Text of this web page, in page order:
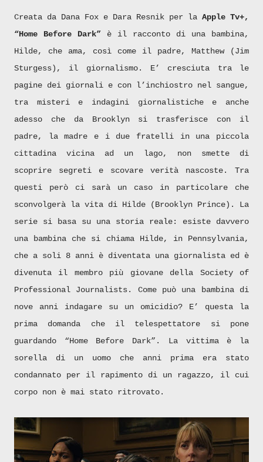
Creata da Dana Fox e Dara Resnik per la Apple Tv+,
“Home Before Dark” è il racconto di una bambina,
Hilde, che ama, così come il padre, Matthew (Jim
Sturgess), il giornalismo. E’ cresciuta tra le
pagine dei giornali e con l’inchiostro nel sangue,
tra misteri e indagini giornalistiche e anche
adesso che da Brooklyn si trasferisce con il
padre, la madre e i due fratelli in una piccola
cittadina vicina ad un lago, non smette di
scoprire segreti e scovare verità nascoste. Tra
questi però ci sarà un caso in particolare che
sconvolgerà la vita di Hilde (Brooklyn Prince). La
serie si basa su una storia reale: esiste davvero
una bambina che si chiama Hilde, in Pennsylvania,
che a soli 8 anni è diventata una giornalista ed è
divenuta il membro più giovane della Society of
Professional Journalists. Come può una bambina di
nove anni indagare su un omicidio? E’ questa la
prima domanda che il telespettatore si pone
guardando “Home Before Dark”. La vittima è la
sorella di un uomo che anni prima era stato
condannato per il rapimento di un ragazzo, il cui
corpo non è mai stato ritrovato.